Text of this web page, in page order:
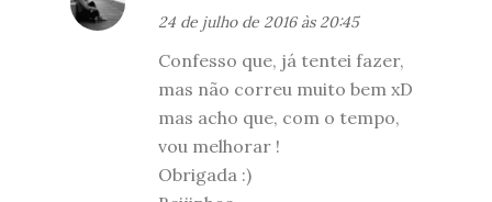
24 de julho de 2016 às 20:45
Confesso que, já tentei fazer,
mas não correu muito bem xD
mas acho que, com o tempo,
vou melhorar !
Obrigada :)